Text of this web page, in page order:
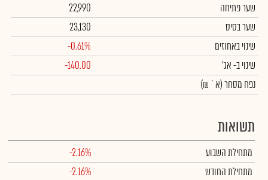
שער פתיחה
22,990
שער בסיס
23,130
שינוי באחוזים
-0.61%
שינויב- אג'
-140.00
נפח מסחר(א` ₪)
תשואות
מתחילת השבוע
-2.16%
מתחילת החודש
-2.16%